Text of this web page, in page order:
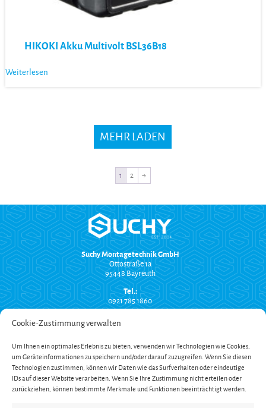
Cookie-Zustimmung verwalten
Um Ihnen ein optimales Erlebnis zu bieten, verwenden wir Technologien wie Cookies,
um Geräteinformationen zu speichern und/oder darauf zuzugreifen. Wenn Sie diesen
Technologien zustimmen, können wir Daten wie das Surfverhalten oder eindeutige
IDs auf dieser Website verarbeiten. Wenn Sie Ihre Zustimmung nicht erteilen oder
zurückziehen, können bestimmte Merkmale und Funktionen beeinträchtigt werden.
HIKOKI Akku Multivolt BSL36B18
Weiterlesen
MEHR LADEN
1 2 →
Suchy Montagetechnik GmbH
Ottostraße 1a
95448 Bayreuth
Tel.:
0921 785 1860
info@suchy-montagetechnik.de
Versand und Zahlung
AGB
Widerrufsbelehrung
Impressum
Datenschutzerklärung